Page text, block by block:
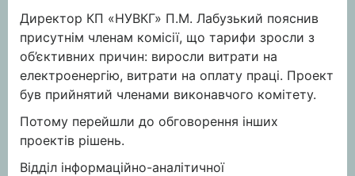
Директор КП «НУВКГ» П.М. Лабузький пояснив
присутнім членам комісії, що тарифи зросли з
об’єктивних причин: виросли витрати на
електроенергію, витрати на оплату праці. Проект
був прийнятий членами виконавчого комітету.
Потому перейшли до обговорення інших
проектів рішень.
Відділ інформаційно-аналітичної